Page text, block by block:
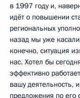
в 1997 году и,
идёт о повышении
региональных
назад мы уже
конечно, ситуация
нас. Хотел бы
эффективно
вашу деятельность,
предложения по его